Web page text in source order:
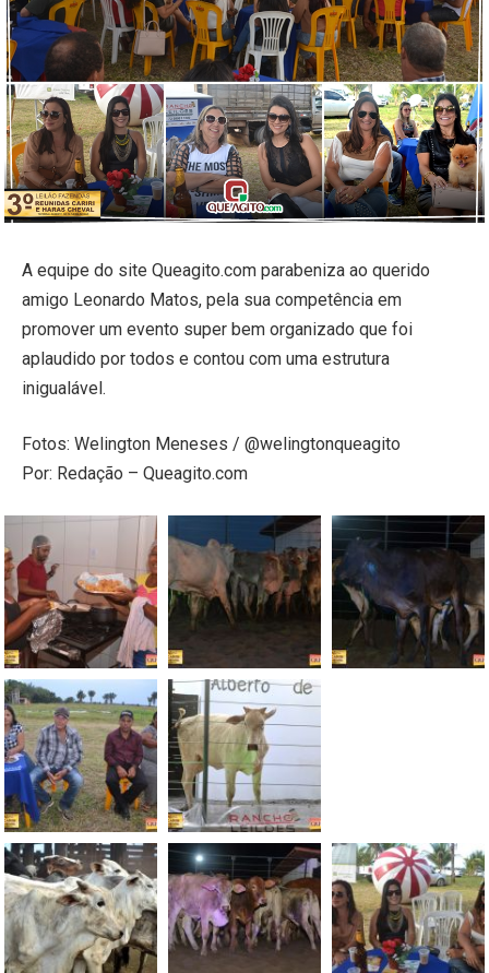
A equipe do site Queagito.com parabeniza ao querido
amigo Leonardo Matos, pela sua competência em
promover um evento super bem organizado que foi
aplaudido por todos e contou com uma estrutura
inigualável.
Fotos: Welington Meneses / @welingtonqueagito
Por: Redação – Queagito.com